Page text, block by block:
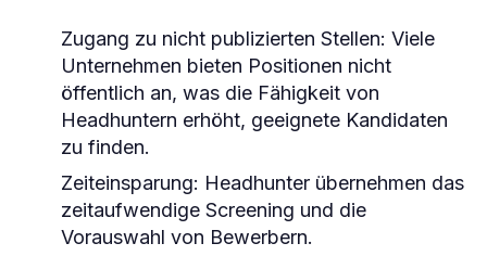
Zugang zu nicht publizierten Stellen: Viele
Unternehmen bieten Positionen nicht
öffentlich an, was die Fähigkeit von
Headhuntern erhöht, geeignete Kandidaten
zu finden.
Zeiteinsparung: Headhunter übernehmen das
zeitaufwendige Screening und die
Vorauswahl von Bewerbern.